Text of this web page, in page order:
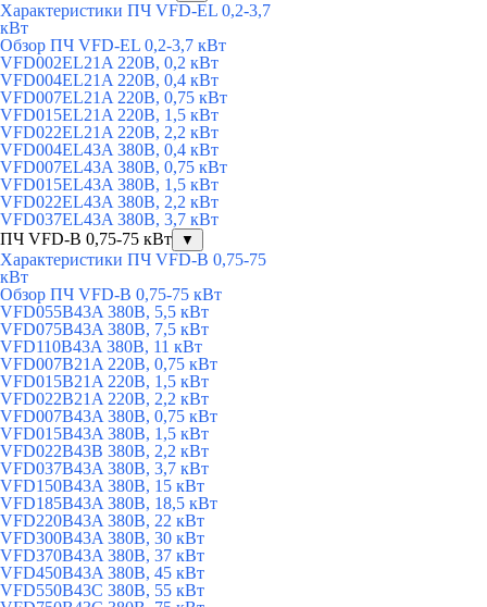
Характеристики ПЧ VFD-EL 0,2-3,7
кВт
Обзор ПЧ VFD-EL 0,2-3,7 кВт
VFD002EL21A 220В, 0,2 кВт
VFD004EL21A 220В, 0,4 кВт
VFD007EL21A 220В, 0,75 кВт
VFD015EL21A 220В, 1,5 кВт
VFD022EL21A 220В, 2,2 кВт
VFD004EL43A 380В, 0,4 кВт
VFD007EL43A 380В, 0,75 кВт
VFD015EL43A 380В, 1,5 кВт
VFD022EL43A 380В, 2,2 кВт
VFD037EL43A 380В, 3,7 кВт
ПЧ VFD-B 0,75-75 кВт
▼
Характеристики ПЧ VFD-B 0,75-75
кВт
Обзор ПЧ VFD-B 0,75-75 кВт
VFD055В43A 380В, 5,5 кВт
VFD075B43A 380В, 7,5 кВт
VFD110B43A 380В, 11 кВт
VFD007B21A 220В, 0,75 кВт
VFD015B21A 220В, 1,5 кВт
VFD022B21A 220В, 2,2 кВт
VFD007B43A 380В, 0,75 кВт
VFD015B43A 380В, 1,5 кВт
VFD022B43B 380В, 2,2 кВт
VFD037B43A 380В, 3,7 кВт
VFD150B43A 380В, 15 кВт
VFD185B43A 380В, 18,5 кВт
VFD220B43A 380В, 22 кВт
VFD300B43A 380В, 30 кВт
VFD370B43A 380В, 37 кВт
VFD450B43A 380В, 45 кВт
VFD550B43C 380В, 55 кВт